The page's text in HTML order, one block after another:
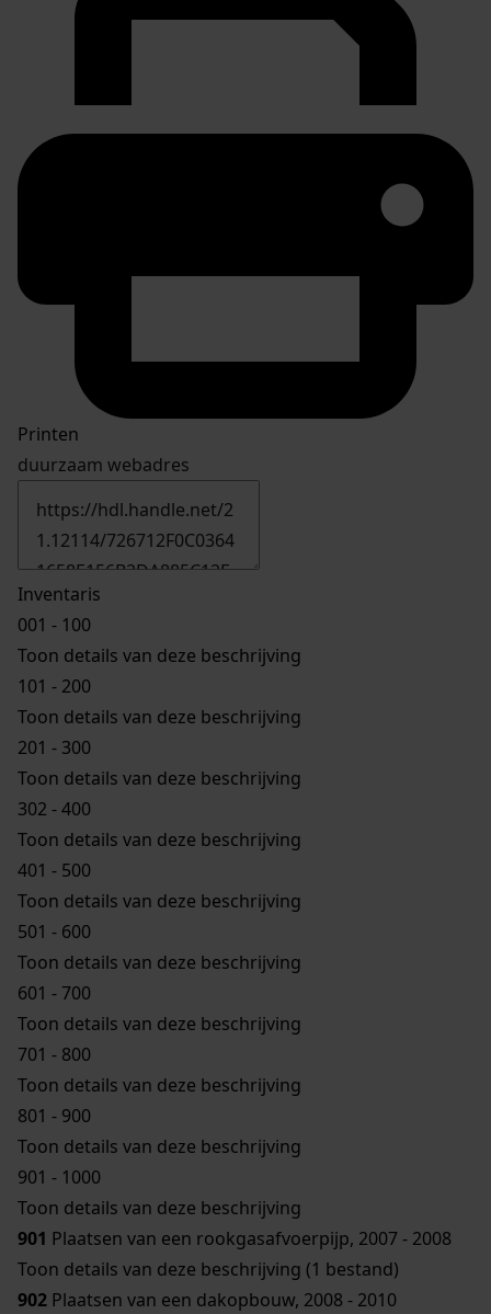
Printen
duurzaam webadres
Inventaris
001 - 100
Toon details van deze beschrijving
101 - 200
Toon details van deze beschrijving
201 - 300
Toon details van deze beschrijving
302 - 400
Toon details van deze beschrijving
401 - 500
Toon details van deze beschrijving
501 - 600
Toon details van deze beschrijving
601 - 700
Toon details van deze beschrijving
701 - 800
Toon details van deze beschrijving
801 - 900
Toon details van deze beschrijving
901 - 1000
Toon details van deze beschrijving
901 Plaatsen van een rookgasafvoerpijp, 2007 - 2008
Toon details van deze beschrijving (1 bestand)
902 Plaatsen van een dakopbouw, 2008 - 2010